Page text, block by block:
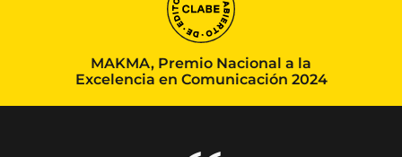
MAKMA, Premio Nacional a la
Excelencia en Comunicación 2024